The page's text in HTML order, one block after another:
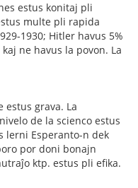
estus konitaj pli
multe pli rapida
1930; Hitler havus 5%
ne havus la povon. La
grava. La
de la scienco estus
lerni Esperanto-n dek
por doni bonajn
ktp. estus pli efika.